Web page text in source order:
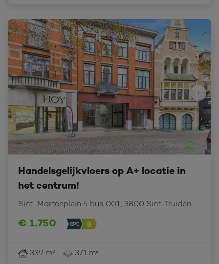
Handelsgelijkvloers op A+ locatie in
het centrum!
Sint-Martenplein 4 bus 001, 3800 Sint-Truiden
€ 1.750
339 m² 371 m²